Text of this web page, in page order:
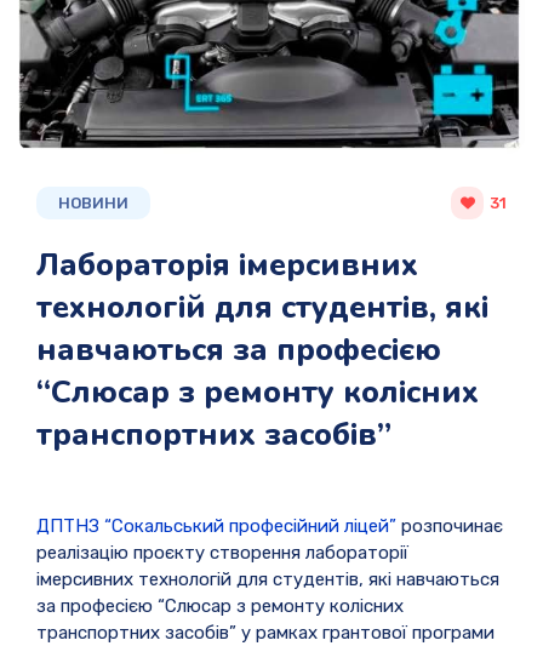
НОВИНИ 31
Лабораторія імерсивних
технологій для студентів, які
навчаються за професією
“Слюсар з ремонту колісних
транспортних засобів”
ДПТНЗ “Сокальський професійний ліцей” розпочинає
реалізацію проєкту створення лабораторії
імерсивних технологій для студентів, які навчаються
за професією “Слюсар з ремонту колісних
транспортних засобів” у рамках грантової програми